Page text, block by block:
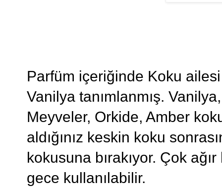
Parfüm içeriğinde Koku
Vanilya tanımlanmış.
Meyveler, Orkide, Amber
aldığınız keskin koku
kokusuna bırakıyor. Çok
gece kullanılabilir.